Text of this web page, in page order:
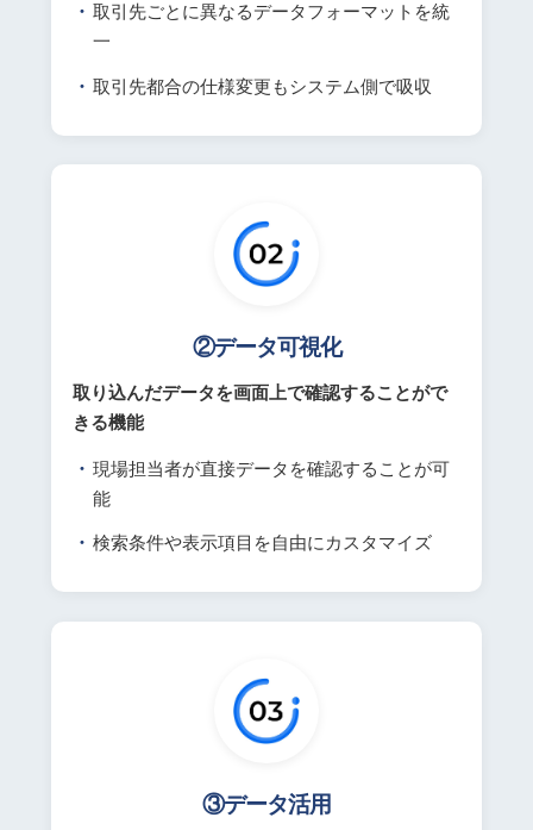
取引先ごとに異なるデータフォーマットを統
一
取引先都合の仕様変更もシステム側で吸収
②データ可視化
取り込んだデータを画面上で確認することがで
きる機能
現場担当者が直接データを確認することが可
能
検索条件や表示項目を自由にカスタマイズ
③データ活用